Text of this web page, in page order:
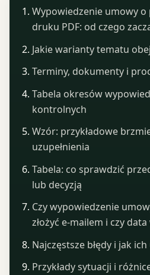
Wypowiedzenie umowy o
druku PDF: od czego
Jakie warianty tematu
Terminy, dokumenty i
Tabela okresów
kontrolnych
Wzór: przykładowe
uzupełnienia
Tabela: co sprawdzić
lub decyzją
Czy wypowiedzenie
złożyć e-mailem i czy
Najczęstsze błędy i jak
Przykłady sytuacji i